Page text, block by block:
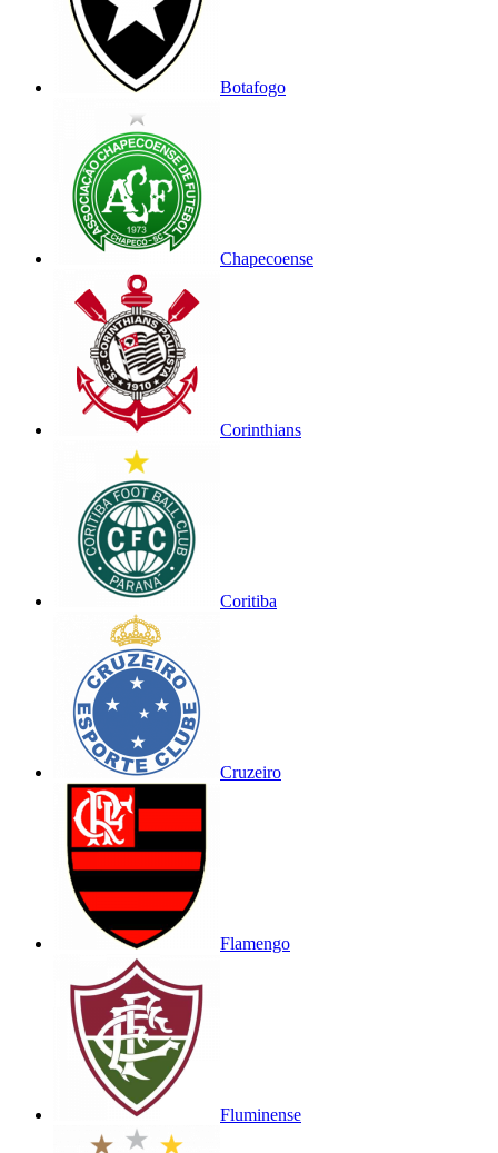
Botafogo
Chapecoense
Corinthians
Coritiba
Cruzeiro
Flamengo
Fluminense